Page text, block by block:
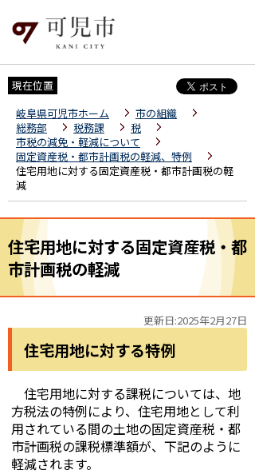
現在位置
岐阜県可児市ホーム
市の組織
総務部
税務課
税
市税の減免・軽減について
固定資産税・都市計画税の軽減、特例
住宅用地に対する固定資産税・都市計画税の軽
減
住宅用地に対する固定資産税・都
市計画税の軽減
更新日:2025年2月27日
住宅用地に対する特例
住宅用地に対する課税については、地
方税法の特例により、住宅用地として利
用されている間の土地の固定資産税・都
市計画税の課税標準額が、下記のように
軽減されます。